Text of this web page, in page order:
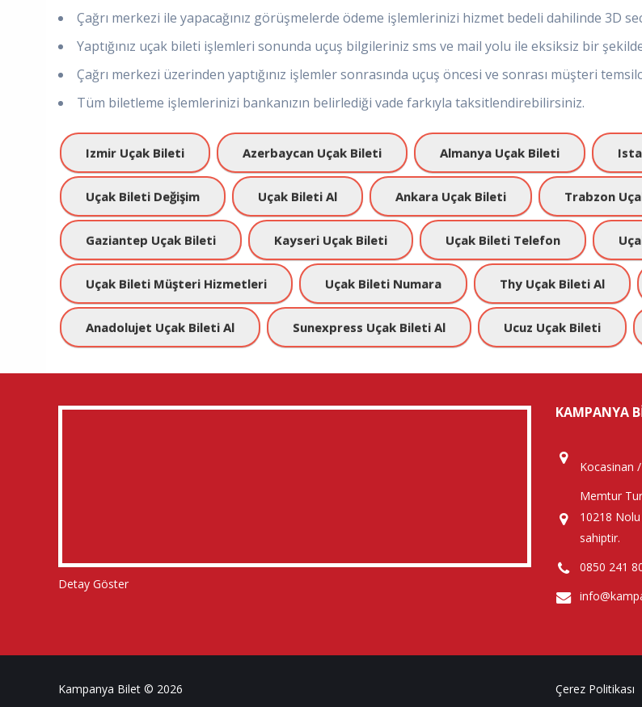
Çağrı merkezi ile yapacağınız görüşmelerde ödeme işlemlerinizi hizmet bedeli dahilinde 3D
Yaptığınız uçak bileti işlemleri sonunda uçuş bilgileriniz sms ve mail yolu ile eksiksiz bir
Çağrı merkezi üzerinden yaptığınız işlemler sonrasında uçuş öncesi ve sonrası müşteri
Tüm biletleme işlemlerinizi bankanızın belirlediği vade farkıyla taksitlendirebilirsiniz.
Izmir Uçak Bileti Azerbaycan Uçak Bileti Almanya Uçak Bileti
Uçak Bileti Değişim Uçak Bileti Al Ankara Uçak Bileti Trabzon
Gaziantep Uçak Bileti Kayseri Uçak Bileti Uçak Bileti Telefon
Uçak Bileti Müşteri Hizmetleri Uçak Bileti Numara Thy Uçak Bileti Al
Anadolujet Uçak Bileti Al Sunexpress Uçak Bileti Al Ucuz Uçak Bileti
Detay Göster
KAMPANYA
Kocasinan /
Memtur
10218
sahiptir.
0850 241
Kampanya Bilet © 2026 Çerez Politikası